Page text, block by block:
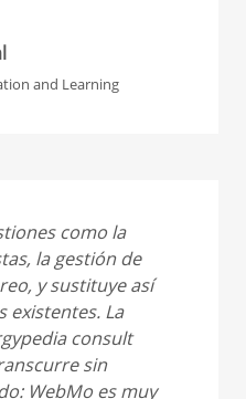
and Learning
como la
la gestión de
y sustituye así
existentes. La
consult
sin
WebMo es muy